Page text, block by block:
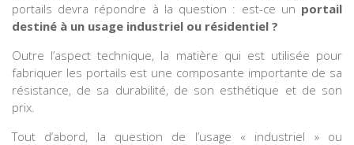
portails devra répondre à la question : est-ce un portail
destiné à un usage industriel ou résidentiel ?
Outre l’aspect technique, la matière qui est utilisée pour
fabriquer les portails est une composante importante de sa
résistance, de sa durabilité, de son esthétique et de son
prix.
Tout d’abord, la question de l’usage « industriel » ou